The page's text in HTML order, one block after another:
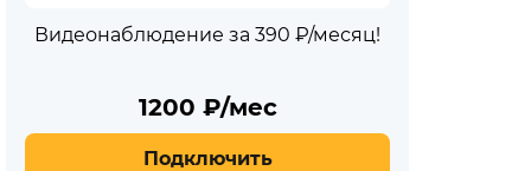
Видеонаблюдение за 390 ₽/месяц!
1200 ₽/мес
Подключить